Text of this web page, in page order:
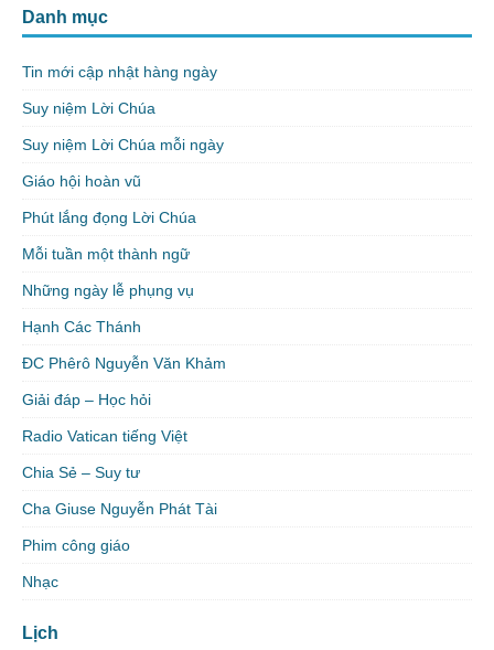
Danh mục
Tin mới cập nhật hàng ngày
Suy niệm Lời Chúa
Suy niệm Lời Chúa mỗi ngày
Giáo hội hoàn vũ
Phút lắng đọng Lời Chúa
Mỗi tuần một thành ngữ
Những ngày lễ phụng vụ
Hạnh Các Thánh
ĐC Phêrô Nguyễn Văn Khảm
Giải đáp – Học hỏi
Radio Vatican tiếng Việt
Chia Sẻ – Suy tư
Cha Giuse Nguyễn Phát Tài
Phim công giáo
Nhạc
Lịch